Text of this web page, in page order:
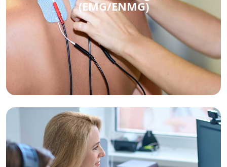
(EMG/ENMG)
Electromiografie și Electroneuromiografie
(EMG/ENMG)
Vezi detalii